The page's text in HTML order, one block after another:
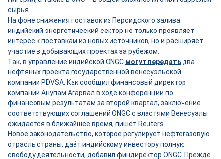
сырья.
На фоне снижения поставок из Персидского залива
индийский энергетический сектор не только проявляет
интерес к поставкам из новых источников, но и расширяет
участие в добывающих проектах за рубежом.
Так, в управление индийской ONGC могут передать два
нефтяных проекта государственной венесуэльской
компании PDVSA. Как сообщил финансовый директор
компании Анупам Агарвал в ходе конференции по
финансовым результатам за второй квартал, заключение
соответствующих соглашений ONGC с властями Венесуэлы
ожидается в ближайшее время, пишет Reuters.
Новое законодательство, которое регулирует нефтегазовую
отрасль страны, даёт индийскому инвестору полную
свободу деятельности, добавил финдиректор ONGC. Прежде